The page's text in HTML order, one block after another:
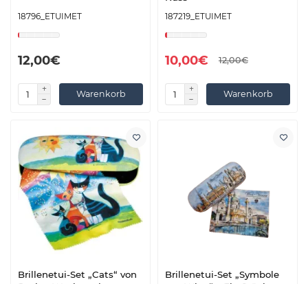
18796_ETUIMET
12,00€
Warenkorb
187219_ETUIMET
10,00€ 12,00€
Warenkorb
Brillenetui-Set „Cats“ von
Brillenetui-Set „Symbole